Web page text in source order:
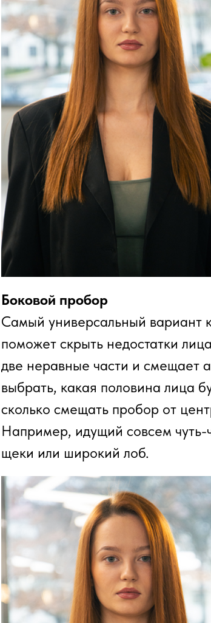
Боковой пробор
Самый универсальный вариант
поможет скрыть недостатки
две неравные части и смещает
выбрать, какая половина лица
сколько смещать пробор от
Например, идущий совсем чуть-
щеки или широкий лоб.